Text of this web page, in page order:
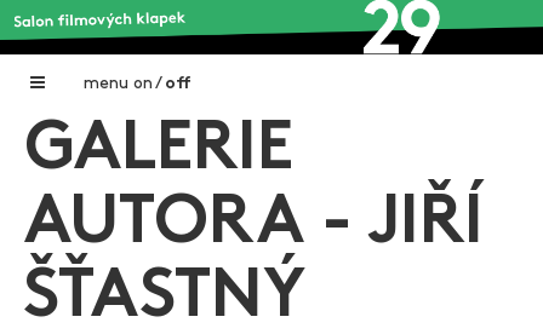
menu on / off
Home
Galerie filmových klapek
Autoři filmových klapek
GALERIE
AUTORA - JIŘÍ
ŠŤASTNÝ